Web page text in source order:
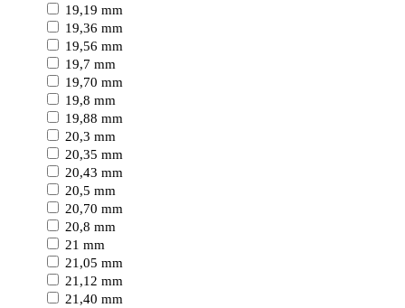
19,19 mm
19,36 mm
19,56 mm
19,7 mm
19,70 mm
19,8 mm
19,88 mm
20,3 mm
20,35 mm
20,43 mm
20,5 mm
20,70 mm
20,8 mm
21 mm
21,05 mm
21,12 mm
21,40 mm